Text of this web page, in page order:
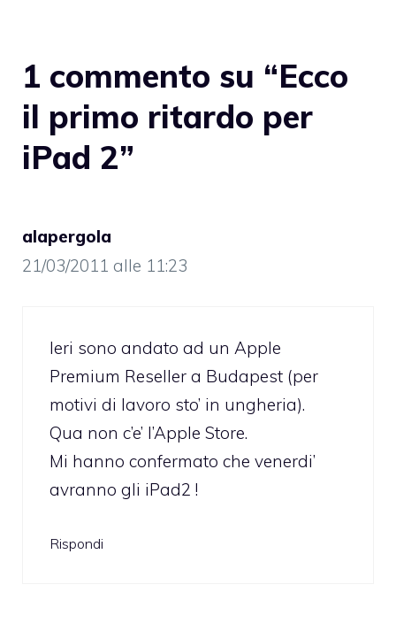
1 commento su “Ecco
il primo ritardo per
iPad 2”
alapergola
21/03/2011 alle 11:23
Ieri sono andato ad un Apple
Premium Reseller a Budapest (per
motivi di lavoro sto’ in ungheria).
Qua non c’e’ l’Apple Store.
Mi hanno confermato che venerdi’
avranno gli iPad2 !
Rispondi